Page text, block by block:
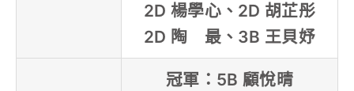
2D 楊學心、2D 胡芷彤
2D 陶 最、3B 王貝妤
冠軍：5B 顧悅晴